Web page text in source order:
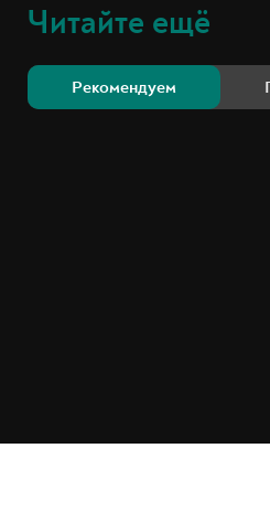
Читайте ещё
Рекомендуем